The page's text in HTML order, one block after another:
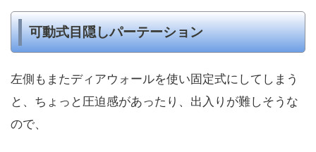
可動式目隠しパーテーション
左側もまたディアウォールを使い固定式にしてしまう
と、ちょっと圧迫感があったり、出入りが難しそうな
ので、